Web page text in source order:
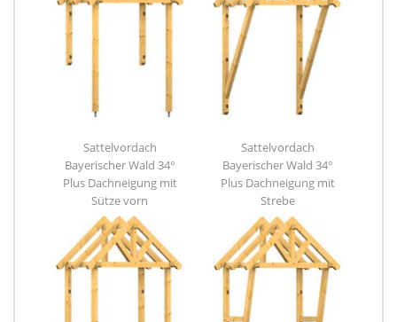
Sattelvordach
Bayerischer Wald 34°
Plus Dachneigung mit
Sütze vorn
Sattelvordach
Bayerischer Wald 34°
Plus Dachneigung mit
Strebe